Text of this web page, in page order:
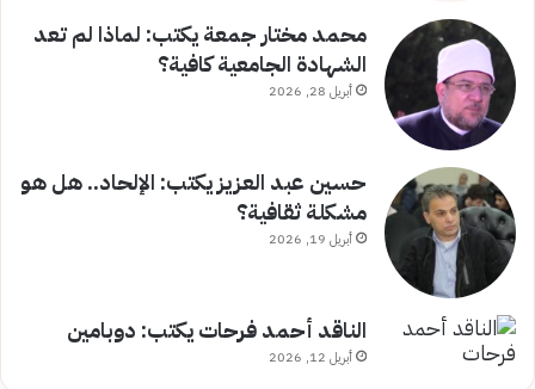
محمد مختار جمعة يكتب: لماذا لم تعد
الشهادة الجامعية كافية؟
أبريل 28, 2026
حسين عبد العزيز يكتب: الإلحاد.. هل هو
مشكلة ثقافية؟
أبريل 19, 2026
الناقد أحمد فرحات يكتب: دوبامين
أبريل 12, 2026